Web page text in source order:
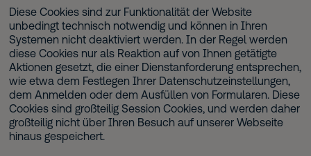
Diese Cookies sind zur Funktionalität der Website
unbedingt technisch notwendig und können in Ihren
Systemen nicht deaktiviert werden. In der Regel werden
diese Cookies nur als Reaktion auf von Ihnen getätigte
Aktionen gesetzt, die einer Dienstanforderung entsprechen,
wie etwa dem Festlegen Ihrer Datenschutzeinstellungen,
dem Anmelden oder dem Ausfüllen von Formularen. Diese
Cookies sind großteilig Session Cookies, und werden daher
großteilig nicht über Ihren Besuch auf unserer Webseite
hinaus gespeichert.